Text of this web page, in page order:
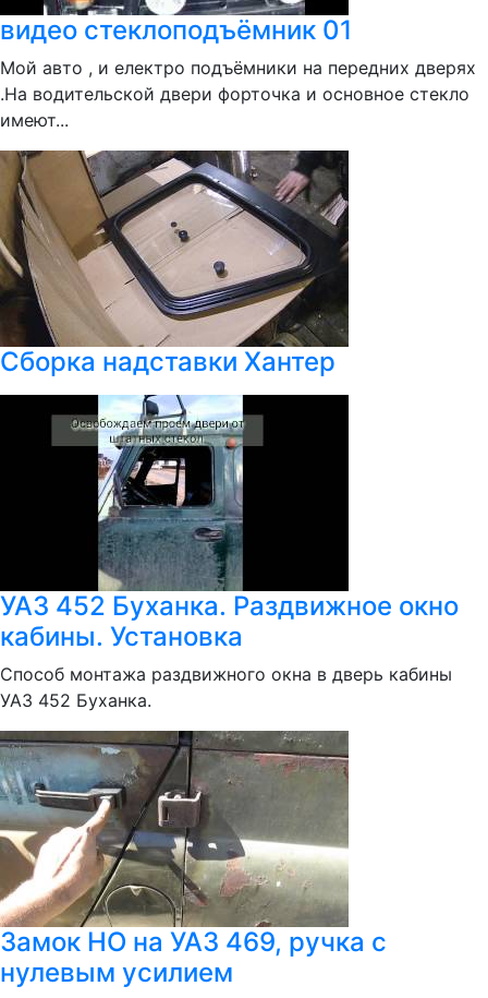
видео стеклоподъёмник 01
Мой авто , и електро подъёмники на передних дверях
.На водительской двери форточка и основное стекло
имеют...
Сборка надставки Хантер
УАЗ 452 Буханка. Раздвижное окно
кабины. Установка
Способ монтажа раздвижного окна в дверь кабины
УАЗ 452 Буханка.
Замок НО на УАЗ 469, ручка с
нулевым усилием